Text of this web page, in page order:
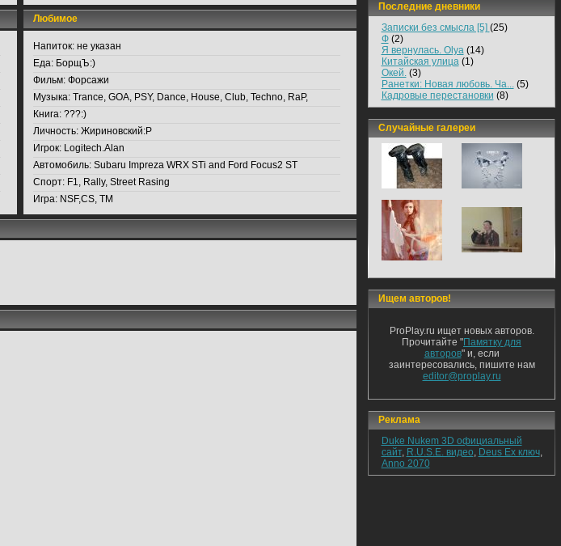
Любимое
Напиток: не указан
Еда: БорщЪ:)
Фильм: Форсажи
Музыка: Trance, GOA, PSY, Dance, House, Club, Techno, RaP,
Книга: ???:)
Личность: Жириновский:P
Игрок: Logitech.Alan
Автомобиль: Subaru Impreza WRX STi and Ford Focus2 ST
Спорт: F1, Rally, Street Rasing
Игра: NSF,CS, TM
Последние дневники
Записки без смысла [5] (25)
Ф(2)
Я вернулась. Olya(14)
Китайская улица(1)
Окей.(3)
Ранетки: Новая любовь. Ча...(5)
Кадровые перестановки (8)
Случайные галереи
Ищем авторов!
ProPlay.ru ищет новых авторов.
Прочитайте "Памятку для
авторов" и, если
заинтересовались, пишите нам
editor@proplay.ru
Реклама
Duke Nukem 3D официальный
сайт, R.U.S.E. видео, Deus Ex ключ,
Anno 2070